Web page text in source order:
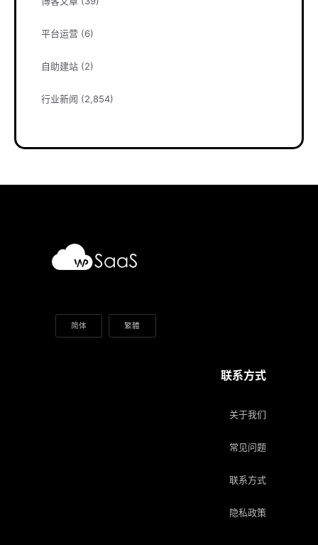
平台运营 (6)
自助建站 (2)
行业新闻 (2,854)
简体 繁體
联系方式
关于我们
常见问题
联系方式
隐私政策